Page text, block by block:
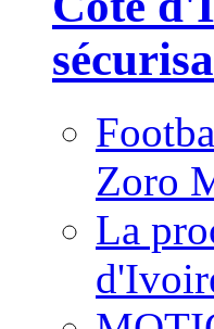
Zoro
La